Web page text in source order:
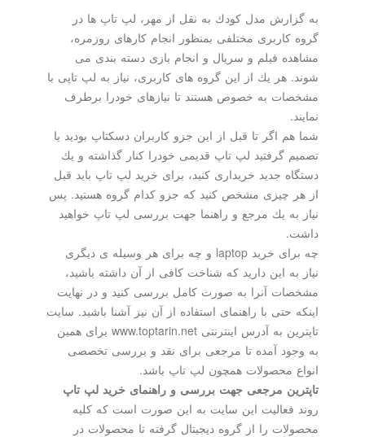
به گزارش مدل كودك به نقل از مهر، لپ تاپ ها در
گروه كاربری مختلفی بمنظور انجام كارهای روزمره،
مشاهده فیلم و سریال و انجام بازی دسته بندی می
شوند. هر یك از این گروه های كاربری، نیاز به لپ تاپی با
مشخصات به خصوص هستند تا نیازهای خودرا برطرف
شما هم اگر تا قبل از این جزو كاربران دسكتاپ بودید یا
تصمیم گرفتید لپ تاپ قدیمی خودرا كنار گذاشته و یك
دستگاه جدید خریداری كنید، برای خرید لپ تاپ باید قبل
از هر چیزی مشخص كنید كه جزو كدام گروه هستید. پس
نیاز به یك مرجع و راهنما جهت بررسی لپ تاپ خواهید
چه برای خرید laptop و چه برای هر وسیله ی دیگری
نیاز به این دارید كه شناخت كافی از آن داشته باشید،
مشخصات آنرا به صورت كامل بررسی كنید و در نهایت
اینكه حتی با راهنمای استفاده از آن نیز آشنا باشید. سایت
تاپترین به آدرس اینترنتی www.toptarin.net برای همین
به وجود آمده تا مرجعی برای نقد و بررسی تخصصی
انواع محصولات همچون لپ تاپ باشد.
تاپترین مرجعی جهت بررسی و راهنمای خرید لپ تاپ
روند فعالیت این سایت به این صورت است كه كلیه
محصولات را از گروه دیجیتال گرفته تا محصولات در